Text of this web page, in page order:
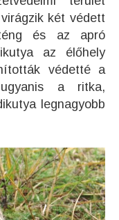
két védett
és az apró
az élőhely
védetté a
a ritka,
legnagyobb